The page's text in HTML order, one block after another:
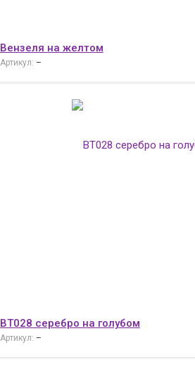
Вензеля на желтом
Артикул: –
ВТ028 серебро на голубом
Артикул: –